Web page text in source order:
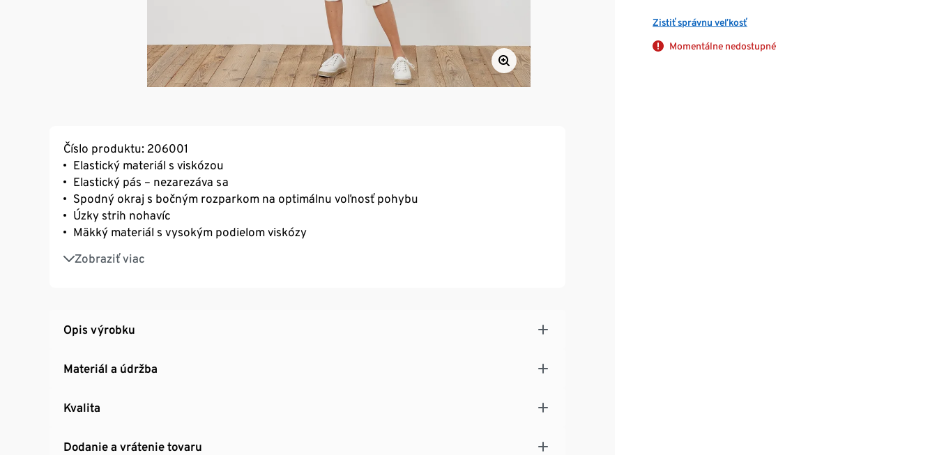
Zistiť správnu veľkosť
Momentálne nedostupné
Číslo produktu: 206001
Elastický materiál s viskózou
Elastický pás – nezarezáva sa
Spodný okraj s bočným rozparkom na optimálnu voľnosť pohybu
Úzky strih nohavíc
Mäkký materiál s vysokým podielom viskózy
Zobraziť viac
S vláknom Creora® – tvarovo stále, dokonale padnú, výborne sa nosia
Opis výrobku
Materiál a údržba
Kvalita
Dodanie a vrátenie tovaru